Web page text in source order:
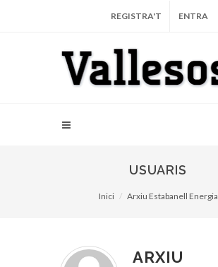
REGISTRA'T ENTRA
USUARIS
Inici Arxiu Estabanell Energia
ARXIU